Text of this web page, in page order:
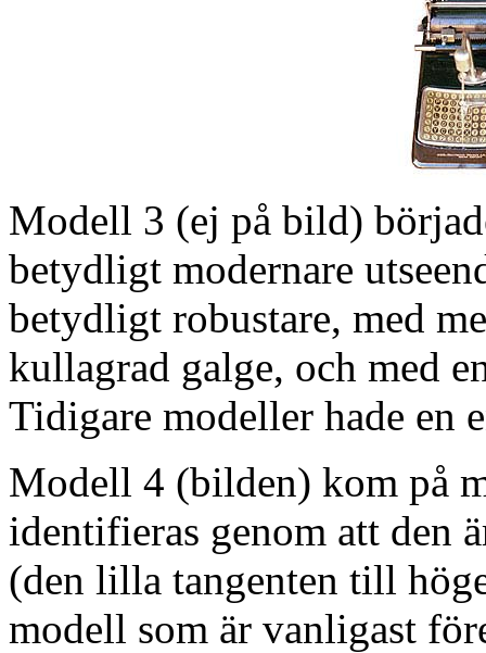
Modell 3 (ej på bild)
betydligt modernare
betydligt robustare, med
kullagrad galge, och med
Tidigare modeller hade en
Modell 4 (bilden) kom på
identifieras genom att den
(den lilla tangenten till
modell som är vanligast